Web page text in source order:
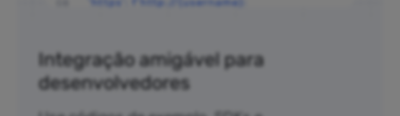
Integração amigável para
desenvolvedores